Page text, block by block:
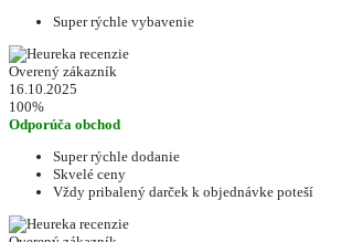
Super rýchle vybavenie
Overený zákazník
16.10.2025
100%
Odporúča obchod
Super rýchle dodanie
Skvelé ceny
Vždy pribalený darček k objednávke poteší